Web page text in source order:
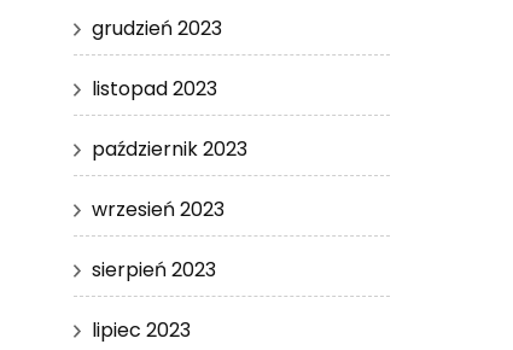
grudzień 2023
listopad 2023
październik 2023
wrzesień 2023
sierpień 2023
lipiec 2023